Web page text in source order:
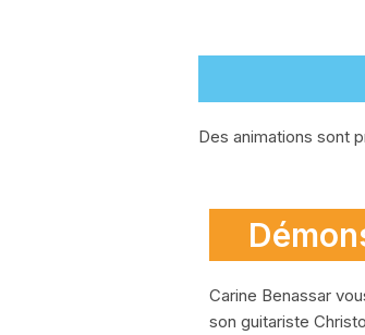
Des animations sont
Carine Benassar
son guitariste